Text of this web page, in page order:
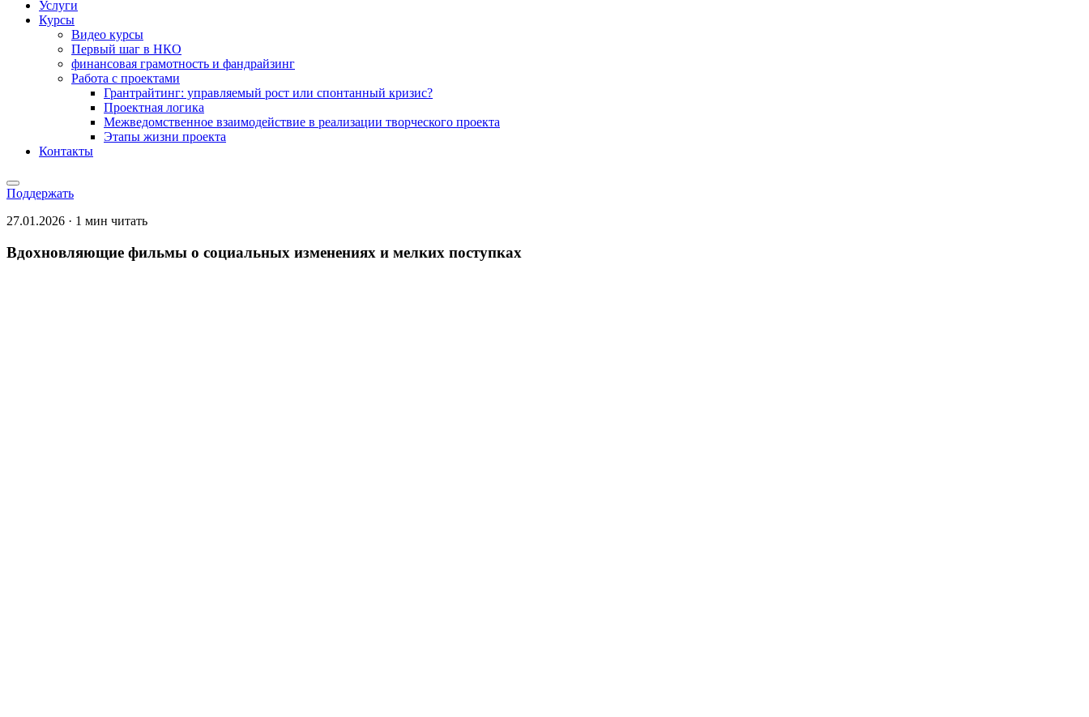
Услуги
Курсы
Видео курсы
Первый шаг в НКО
финансовая грамотность и фандрайзинг
Работа с проектами
Грантрайтинг: управляемый рост или спонтанный кризис?
Проектная логика
Межведомственное взаимодействие в реализации творческого проекта
Этапы жизни проекта
Контакты
Поддержать
27.01.2026 · 1 мин читать
Вдохновляющие фильмы о социальных изменениях и мелких поступках